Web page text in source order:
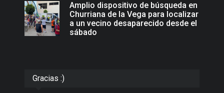
Amplio dispositivo de búsqueda en
Churriana de la Vega para localizar
a un vecino desaparecido desde el
sábado
Gracias :)